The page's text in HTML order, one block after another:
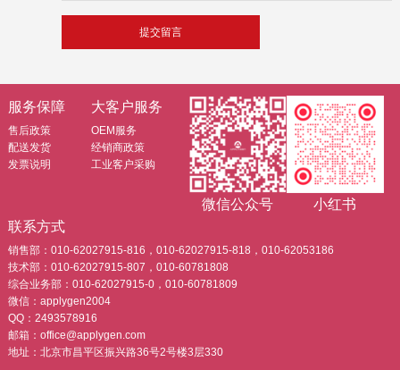
服务保障
售后政策
配送发货
发票说明
大客户服务
OEM服务
经销商政策
工业客户采购
微信公众号
小红书
联系方式
销售部：010-62027915-816，010-62027915-818，010-62053186
技术部：010-62027915-807，010-60781808
综合业务部：010-62027915-0，010-60781809
微信：applygen2004
QQ：2493578916
邮箱：office@applygen.com
地址：北京市昌平区振兴路36号2号楼3层330